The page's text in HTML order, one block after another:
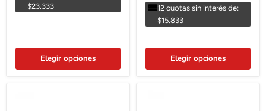
$23.333
Elegir opciones
12 cuotas sin interés de:
$15.833
Elegir opciones